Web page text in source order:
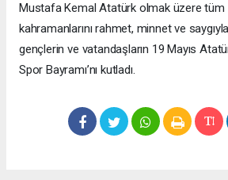
Mustafa Kemal Atatürk olmak üzere tüm
kahramanlarını rahmet, minnet ve
gençlerin ve vatandaşların 19 Mayıs
Spor Bayramı’nı kutladı.